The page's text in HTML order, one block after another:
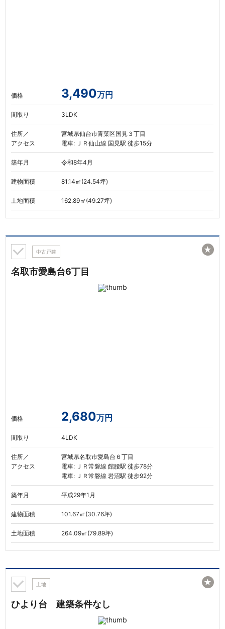
価格 3,490万円
間取り 3LDK
住所／
アクセス
宮城県仙台市青葉区国見３丁目
電車: ＪＲ仙山線 国見駅 徒歩15分
築年月 令和8年4月
建物面積 81.14㎡(24.54坪)
土地面積 162.89㎡(49.27坪)
中古戸建
名取市愛島台6丁目
価格 2,680万円
間取り 4LDK
住所／
アクセス
宮城県名取市愛島台６丁目
電車: ＪＲ常磐線 館腰駅 徒歩78分
電車: ＪＲ常磐線 岩沼駅 徒歩92分
築年月 平成29年1月
建物面積 101.67㎡(30.76坪)
土地面積 264.09㎡(79.89坪)
★
土地
ひより台 建築条件なし
★